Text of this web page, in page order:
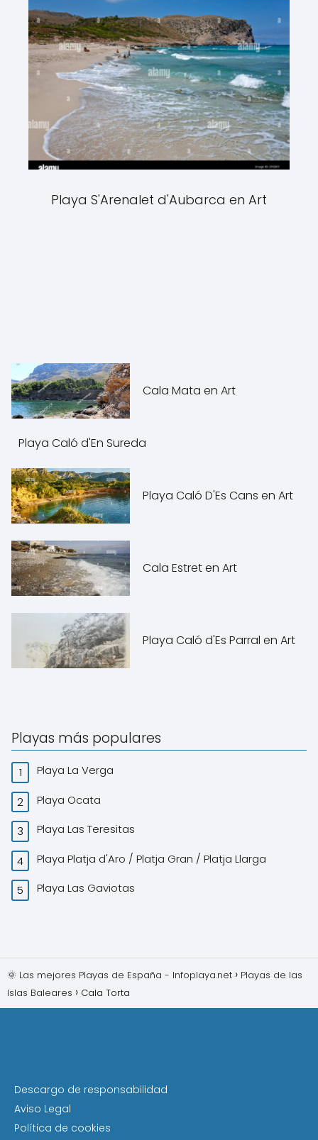
Playa S'Arenalet d'Aubarca en Art
Cala Mata en Art
Playa Caló d'En Sureda
Playa Caló D'Es Cans en Art
Cala Estret en Art
Playa Caló d'Es Parral en Art
Playas más populares
Playa La Verga
Playa Ocata
Playa Las Teresitas
Playa Platja d'Aro / Platja Gran / Platja Llarga
Playa Las Gaviotas
🌞 Las mejores Playas de España - Infoplaya.net
Playas de las
Islas Baleares
Cala Torta
Descargo de responsabilidad
Aviso Legal
Política de cookies